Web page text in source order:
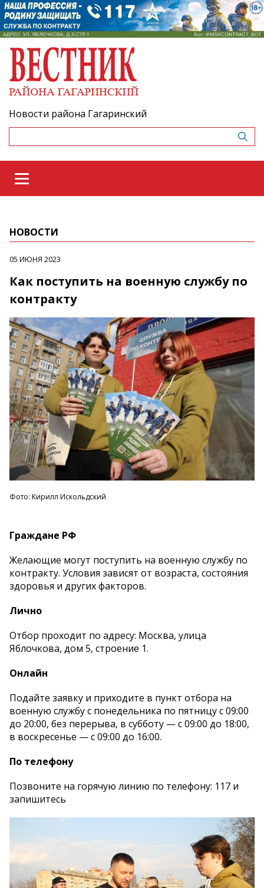
Новости района Гагаринский
НОВОСТИ
05 ИЮНЯ 2023
Как поступить на военную службу по
контракту
Фото: Кирилл Искольдский
Граждане РФ
Желающие могут поступить на военную службу по
контракту. Условия зависят от возраста, состояния
здоровья и других факторов.
Лично
Отбор проходит по адресу: Москва, улица
Яблочкова, дом 5, строение 1.
Онлайн
Подайте заявку и приходите в пункт отбора на
военную службу с понедельника по пятницу с 09:00
до 20:00, без перерыва, в субботу — с 09:00 до 18:00,
в воскресенье — с 09:00 до 16:00.
По телефону
Позвоните на горячую линию по телефону: 117 и
запишитесь